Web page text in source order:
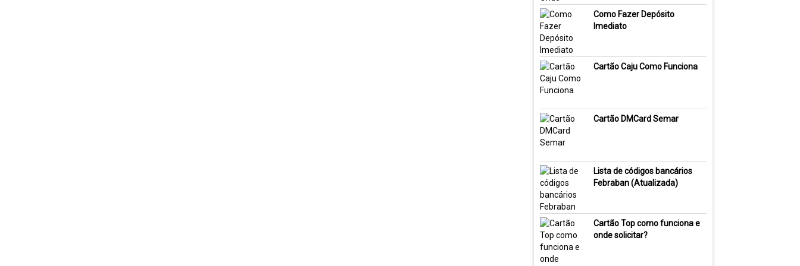
Como Fazer Depósito
Imediato
Cartão Caju Como Funciona
Cartão DMCard Semar
Lista de códigos bancários
Febraban (Atualizada)
Cartão Top como funciona e
onde solicitar?